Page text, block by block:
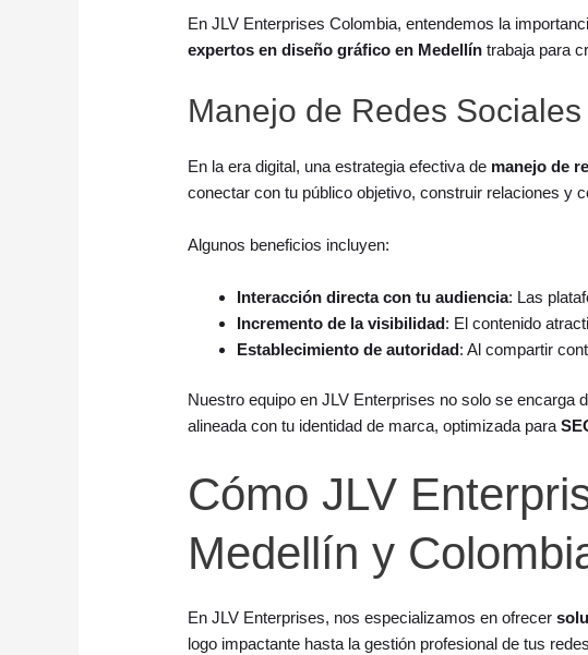
En JLV Enterprises Colombia, entendemos la
expertos en diseño gráfico en Medellín trabaja para
Manejo de Redes
En la era digital, una estrategia efectiva de manejo de
conectar con tu público objetivo, construir relaciones y
Algunos beneficios incluyen:
Interacción directa con tu audiencia: Las
Incremento de la visibilidad: El contenido
Establecimiento de autoridad: Al compartir
Nuestro equipo en JLV Enterprises no solo se
alineada con tu identidad de marca, optimizada para
Cómo JLV
Medellín y
En JLV Enterprises, nos especializamos en ofrecer
logo impactante hasta la gestión profesional de tus